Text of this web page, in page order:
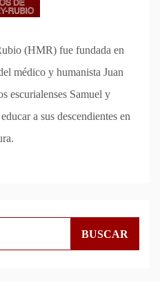
(HMR) fue fundada en
médico y humanista Juan
escurialenses Samuel y
a sus descendientes en